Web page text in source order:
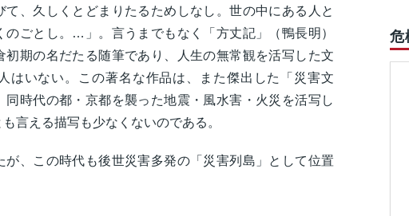
て、久しくとどまりたるためしなし。世の中にある人と
のごとし。…」。言うまでもなく「方丈記」（鴨長明）
初期の名だたる随筆であり、人生の無常観を活写した文
はいない。この著名な作品は、また傑出した「災害文
同時代の都・京都を襲った地震・風水害・火災を活写し
言える描写も少なくないのである。
が、この時代も後世災害多発の「災害列島」として位置
危